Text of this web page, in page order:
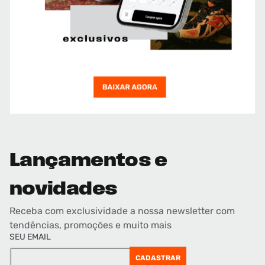
Lançamentos e
novidades
Receba com exclusividade a nossa newsletter com
tendências, promoções e muito mais
SEU EMAIL
CADASTRAR